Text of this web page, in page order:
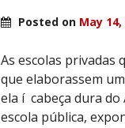
Posted on May 14,
As escolas privadas
que elaborassem
ela í cabeça dura
escola pública,